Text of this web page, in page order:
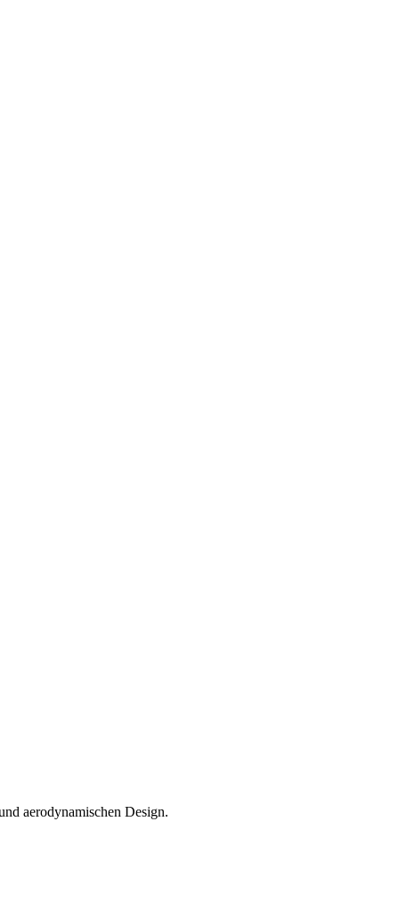
aerodynamischen Design.